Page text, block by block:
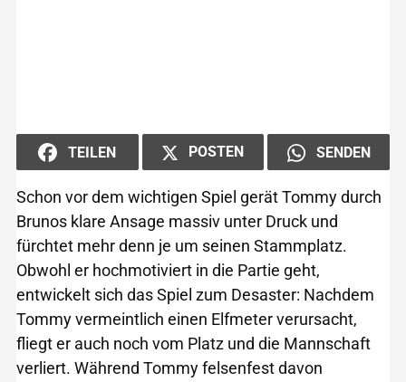
TEILEN POSTEN SENDEN
Schon vor dem wichtigen Spiel gerät Tommy durch
Brunos klare Ansage massiv unter Druck und
fürchtet mehr denn je um seinen Stammplatz.
Obwohl er hochmotiviert in die Partie geht,
entwickelt sich das Spiel zum Desaster: Nachdem
Tommy vermeintlich einen Elfmeter verursacht,
fliegt er auch noch vom Platz und die Mannschaft
verliert. Während Tommy felsenfest davon